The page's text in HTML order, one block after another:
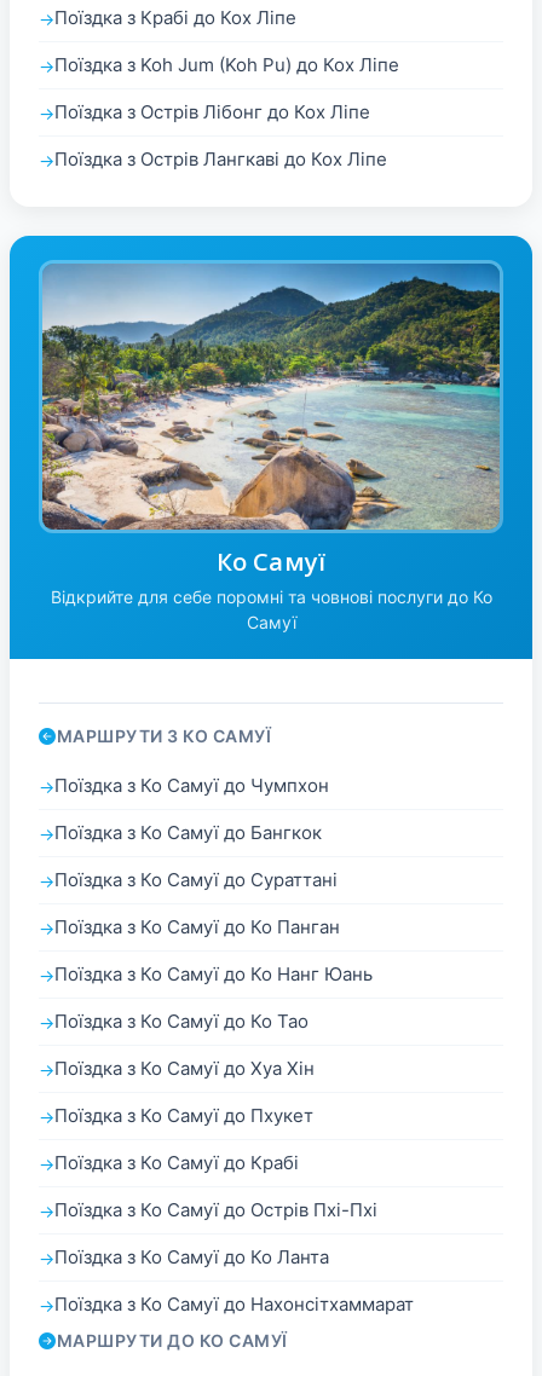
Поїздка з Крабі до Кох Ліпе
Поїздка з Koh Jum (Koh Pu) до Кох Ліпе
Поїздка з Острів Лібонг до Кох Ліпе
Поїздка з Острів Лангкаві до Кох Ліпе
Ко Самуї
Відкрийте для себе поромні та човнові послуги до Ко
Самуї
МАРШРУТИ З КО САМУЇ
Поїздка з Ко Самуї до Чумпхон
Поїздка з Ко Самуї до Бангкок
Поїздка з Ко Самуї до Сураттані
Поїздка з Ко Самуї до Ко Панган
Поїздка з Ко Самуї до Ко Нанг Юань
Поїздка з Ко Самуї до Ко Тао
Поїздка з Ко Самуї до Хуа Хін
Поїздка з Ко Самуї до Пхукет
Поїздка з Ко Самуї до Крабі
Поїздка з Ко Самуї до Острів Пхі-Пхі
Поїздка з Ко Самуї до Ко Ланта
Поїздка з Ко Самуї до Нахонсітхаммарат
МАРШРУТИ ДО КО САМУЇ